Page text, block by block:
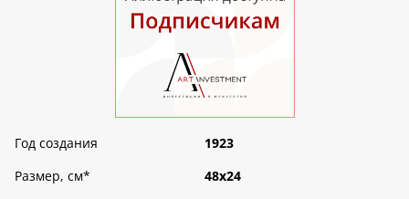
Год создания
1923
Размер, см*
48х24